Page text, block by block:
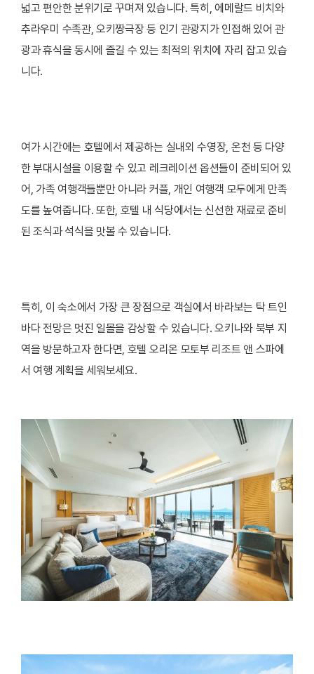
넓고 편안한 분위기로 꾸며져 있습니다. 특히, 에메랄드 비치와
추라우미 수족관, 오키짱극장 등 인기 관광지가 인접해 있어 관
광과 휴식을 동시에 즐길 수 있는 최적의 위치에 자리 잡고 있습
니다.
여가 시간에는 호텔에서 제공하는 실내외 수영장, 온천 등 다양
한 부대시설을 이용할 수 있고 레크레이션 옵션들이 준비되어 있
어, 가족 여행객들뿐만 아니라 커플, 개인 여행객 모두에게 만족
도를 높여줍니다. 또한, 호텔 내 식당에서는 신선한 재료로 준비
된 조식과 석식을 맛볼 수 있습니다.
특히, 이 숙소에서 가장 큰 장점으로 객실에서 바라보는 탁 트인
바다 전망은 멋진 일몰을 감상할 수 있습니다. 오키나와 북부 지
역을 방문하고자 한다면, 호텔 오리온 모토부 리조트 앤 스파에
서 여행 계획을 세워보세요.